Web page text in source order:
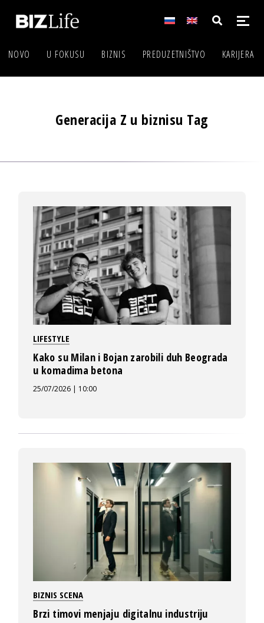
NOVO U FOKUSU BIZNIS PREDUZETNIŠTVO KARIJERA
Generacija Z u biznisu Tag
LIFESTYLE
Kako su Milan i Bojan zarobili duh Beograda
u komadima betona
25/07/2026 | 10:00
BIZNIS SCENA
Brzi timovi menjaju digitalnu industriju